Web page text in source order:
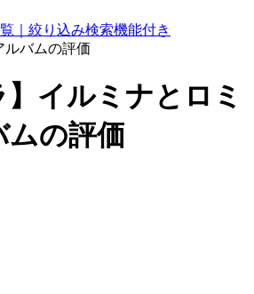
｜絞り込み検索機能付き
ルバムの評価
】イルミナとロミ
ムの評価